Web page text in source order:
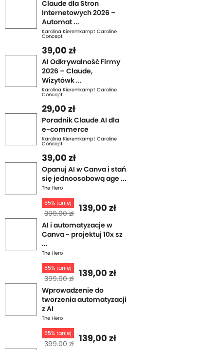
Claude dla Stron
Internetowych 2026 –
Automat ...
Karolina Kieremkampt Caroline
Concept
39,00 zł
AI Odkrywalność Firmy
2026 – Claude,
Wizytówk ...
Karolina Kieremkampt Caroline
Concept
29,00 zł
Poradnik Claude AI dla
e-commerce
Karolina Kieremkampt Caroline
Concept
39,00 zł
Opanuj AI w Canva i stań
się jednoosobową age ...
The Hero
65% taniej
399.00 zł 139,00 zł
AI i automatyzacje w
Canva - projektuj 10x sz
...
The Hero
65% taniej
399.00 zł 139,00 zł
Wprowadzenie do
tworzenia automatyzacji
z AI
The Hero
65% taniej
399.00 zł 139,00 zł